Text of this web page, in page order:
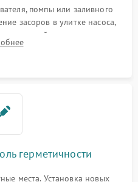
помпы или заливного
засоров в улитке насоса,
ремонт платы
поврежденной проводки.
герметичности
места. Установка новых